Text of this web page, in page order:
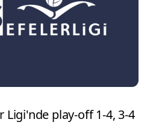
Ligi'nde play-off 1-4, 3-4